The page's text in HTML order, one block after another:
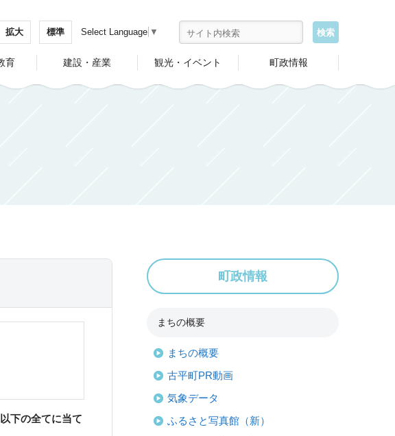
育 建設・産業 観光・イベント 町政情報
拡大 標準 Select Language ▼
下の全てに当て
町政情報
まちの概要
まちの概要
古平町PR動画
気象データ
ふるさと写真館（新）